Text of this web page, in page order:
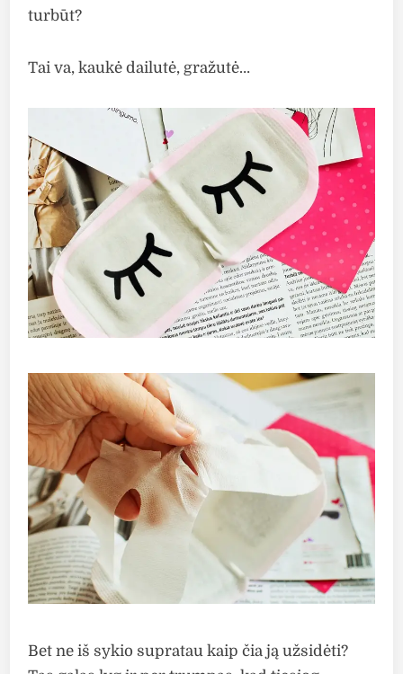
turbūt?
Tai va, kaukė dailutė, gražutė…
Bet ne iš sykio supratau kaip čia ją užsidėti?